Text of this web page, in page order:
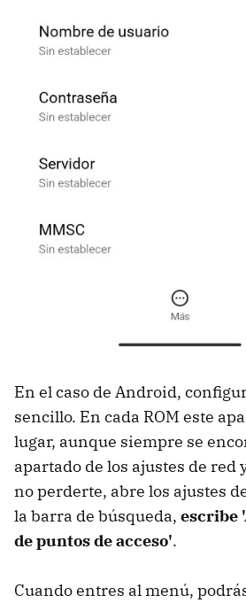
En el caso de Android,
sencillo. En cada ROM este
lugar, aunque siempre se
apartado de los ajustes de red
no perderte, abre los ajustes
la barra de búsqueda, escribe
de puntos de acceso'.
Cuando entres al menú,